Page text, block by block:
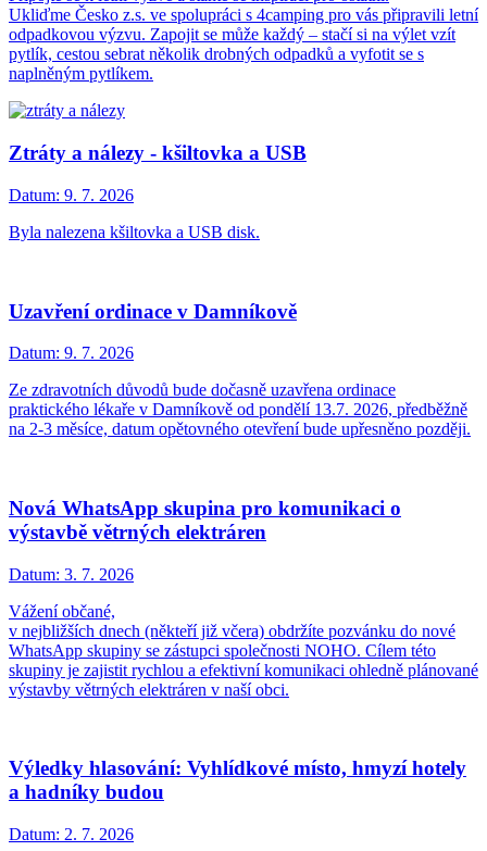
Ukliďme Česko z.s. ve spolupráci s 4camping pro vás připravili letní
odpadkovou výzvu. Zapojit se může každý – stačí si na výlet vzít
pytlík, cestou sebrat několik drobných odpadků a vyfotit se s
naplněným pytlíkem.
Ztráty a nálezy - kšiltovka a USB
Datum: 9. 7. 2026
Byla nalezena kšiltovka a USB disk.
Uzavření ordinace v Damníkově
Datum: 9. 7. 2026
Ze zdravotních důvodů bude dočasně uzavřena ordinace
praktického lékaře v Damníkově od pondělí 13.7. 2026, předběžně
na 2-3 měsíce, datum opětovného otevření bude upřesněno později.
Nová WhatsApp skupina pro komunikaci o
výstavbě větrných elektráren
Datum: 3. 7. 2026
Vážení občané,
v nejbližších dnech (někteří již včera) obdržíte pozvánku do nové
WhatsApp skupiny se zástupci společnosti NOHO. Cílem této
skupiny je zajistit rychlou a efektivní komunikaci ohledně plánované
výstavby větrných elektráren v naší obci.
Výledky hlasování: Vyhlídkové místo, hmyzí hotely
a hadníky budou
Datum: 2. 7. 2026